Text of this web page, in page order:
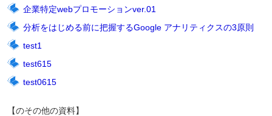
企業特定webプロモーションver.01
分析をはじめる前に把握するGoogle アナリティクスの3原則
test1
test615
test0615
【のその他の資料】